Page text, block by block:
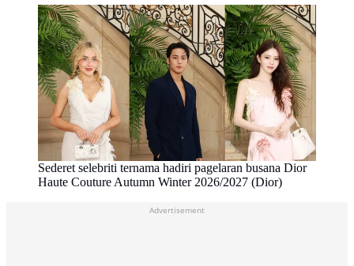
Sederet selebriti ternama hadiri pagelaran busana Dior
Haute Couture Autumn Winter 2026/2027 (Dior)